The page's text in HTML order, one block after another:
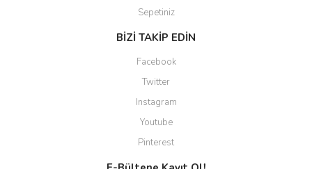
Sepetiniz
BİZİ TAKİP EDİN
Facebook
Twitter
Instagram
Youtube
Pinterest